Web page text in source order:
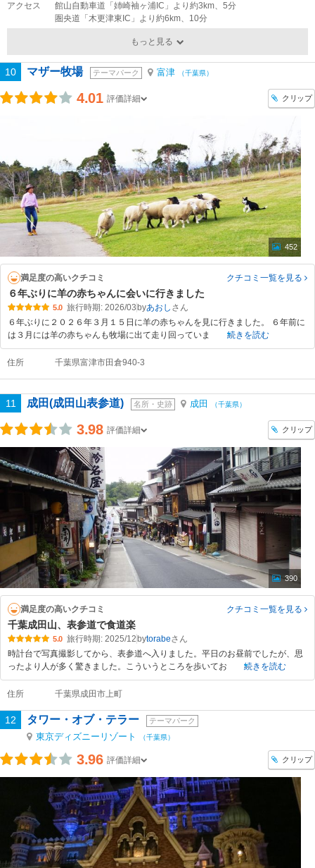
アクセス
館山自動車道「姉崎袖ヶ浦IC」より約3km、5分
圏央道「木更津東IC」より約6km、10分
もっと見る
10 マザー牧場 テーマパーク 富津 （千葉県）
4.01 評価詳細 クリップ
452
満足度の高いクチコミ クチコミ一覧を見る
６年ぶりに羊の赤ちゃんに会いに行きました
5.0 旅行時期: 2026/03 byあおし
６年ぶりに２０２６年３月１５日に羊の赤ちゃんを見に行きました。 ６年前に
は３月には羊の赤ちゃんも牧場に出て走り回っていま
続きを読む
住所 千葉県富津市田倉940-3
11 成田(成田山表参道) 名所・史跡 成田 （千葉県）
3.98 評価詳細 クリップ
390
満足度の高いクチコミ クチコミ一覧を見る
千葉成田山、表参道で食道楽
5.0 旅行時期: 2025/12 bytorabe
時計台で写真撮影してから、表参道へ入りました。平日のお昼前でしたが、思
ったより人が多く驚きました。こういうところを歩いてお
続きを読む
住所 千葉県成田市上町
12 タワー・オブ・テラー テーマパーク
東京ディズニーリゾート （千葉県）
3.96 評価詳細 クリップ